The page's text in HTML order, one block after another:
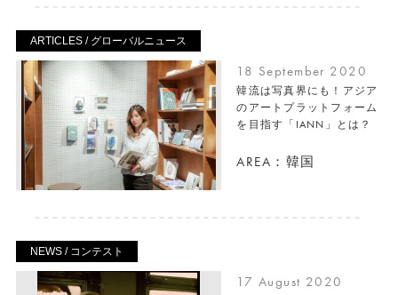
ARTICLES / グローバルニュース
18 September 2020
韓流は写真界にも！アジア
のアートプラットフォーム
を目指す「IANN」とは？
AREA：韓国
NEWS / コンテスト
17 August 2020